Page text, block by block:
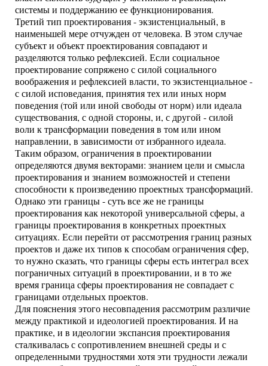
системы и поддержанию ее функционирования.
Третий тип проектирования - экзистенциальный, в
наименьшей мере отчужден от человека. В этом случае
субъект и объект проектирования совпадают и
разделяются только рефлексией. Если социальное
проектирование сопряжено с силой социального
воображения и рефлексией власти, то экзистенциальное -
с силой исповедания, принятия тех или иных норм
поведения (той или иной свободы от норм) или идеала
существования, с одной стороны, и, с другой - силой
воли к трансформации поведения в том или ином
направлении, в зависимости от избранного идеала.
Таким образом, ограничения в проектировании
определяются двумя векторами: знанием цели и смысла
проектирования и знанием возможностей и степени
способности к произведению проектных трансформаций.
Однако эти границы - суть все же не границы
проектирования как некоторой универсальной сферы, а
границы проектирования в конкретных проектных
ситуациях. Если перейти от рассмотрения границ разных
проектов и даже их типов к способам ограничения сфер,
то нужно сказать, что границы сферы есть интеграл всех
пограничных ситуаций в проектировании, и в то же
время граница сферы проектирования не совпадает с
границами отдельных проектов.
Для пояснения этого несовпадения рассмотрим различие
между практикой и идеологией проектирования. И на
практике, и в идеологии экспансия проектирования
сталкивалась с сопротивлением внешней среды и с
определенными трудностями хотя эти трудности лежали